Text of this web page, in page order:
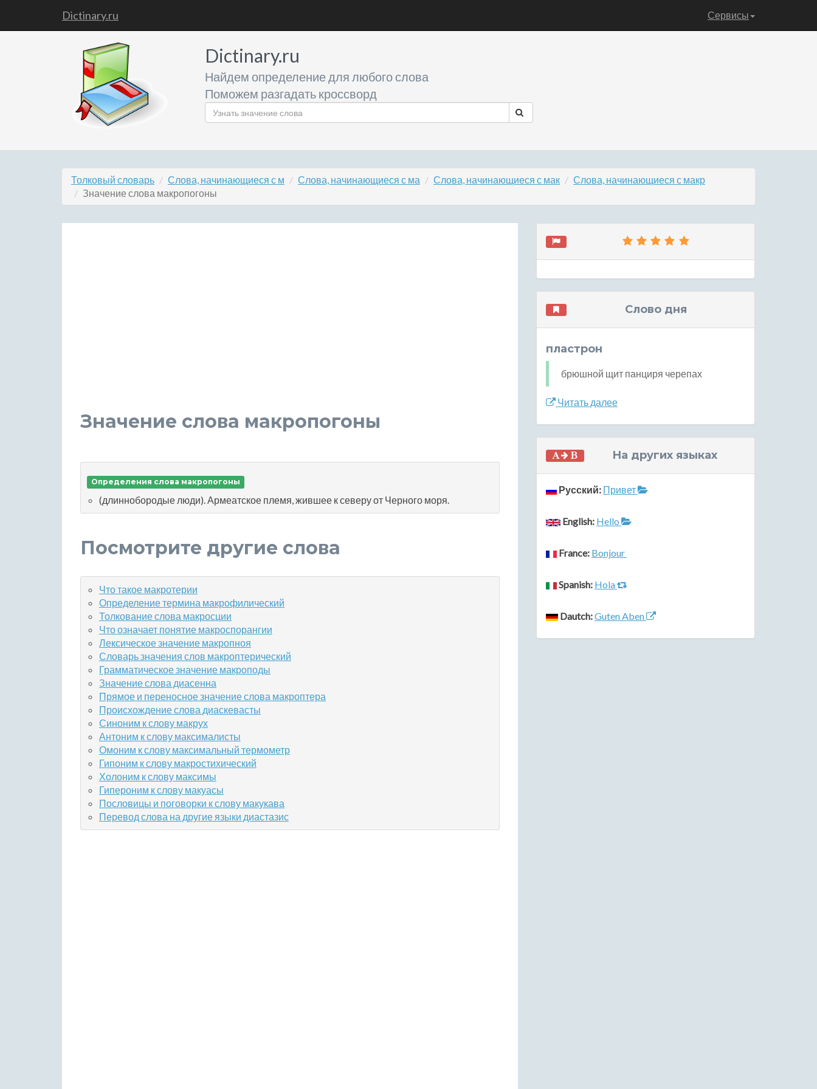
Dictinary.ru Сервисы
Dictinary.ru
Найдем определение для любого слова
Поможем разгадать кроссворд
Толковый словарь Слова, начинающиеся с м Слова, начинающиеся с ма Слова, начинающиеся с мак
Слова, начинающиеся с макр
Значение слова макропогоны
Значение слова макропогоны
Определения слова макропогоны
(длиннобородые люди). Армеатское племя, жившее к северу от Черного моря.
Посмотрите другие слова
Что такое макротерии
Определение термина макрофилический
Толкование слова макросции
Что означает понятие макроспорангии
Лексическое значение макропноя
Словарь значения слов макроптерический
Грамматическое значение макроподы
Значение слова диасенна
Прямое и переносное значение слова макроптера
Происхождение слова диаскевасты
Синоним к слову макрух
Антоним к слову максималисты
Омоним к слову максимальный термометр
Гипоним к слову макростихический
Холоним к слову максимы
Гипероним к слову макуасы
Пословицы и поговорки к слову макукава
Перевод слова на другие языки диастазис
Слово дня
пластрон
брюшной щит панциря черепах
Читать далее
На других языках
Русский: Привет
English: Hello
France: Bonjour
Spanish: Hola
Dautch:Guten Aben